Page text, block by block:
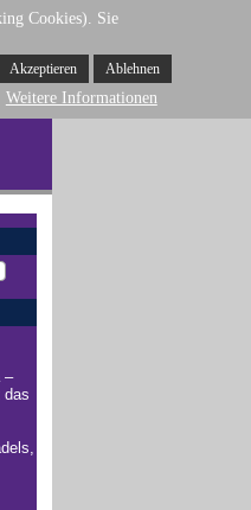
–
das
Cookies). Sie
Akzeptieren Ablehnen
Weitere Informationen